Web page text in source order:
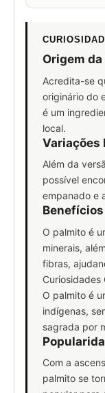
Origem da
Acredita-se
originário do
é um
local.
Variações
Além da
possível
empanado e
O palmito é
minerais,
fibras,
Curiosidades
O palmito é
indígenas,
sagrada por
Com a
palmito se